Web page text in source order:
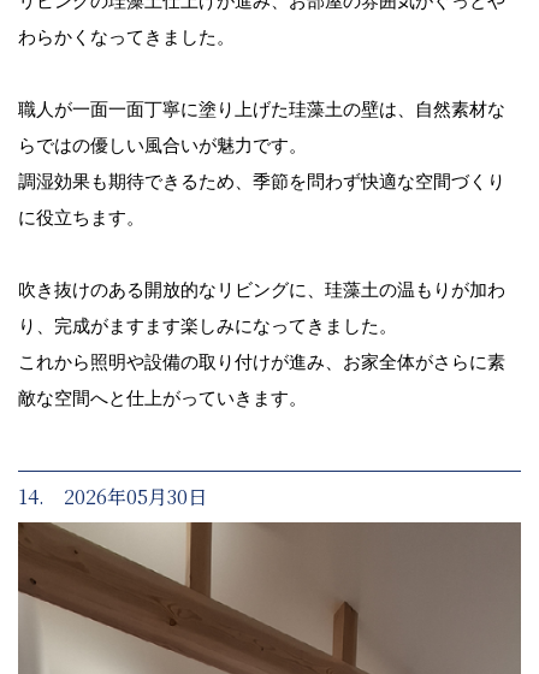
わらかくなってきました。
職人が一面一面丁寧に塗り上げた珪藻土の壁は、自然素材な
らではの優しい風合いが魅力です。
調湿効果も期待できるため、季節を問わず快適な空間づくり
に役立ちます。
吹き抜けのある開放的なリビングに、珪藻土の温もりが加わ
り、完成がますます楽しみになってきました。
これから照明や設備の取り付けが進み、お家全体がさらに素
敵な空間へと仕上がっていきます。
14. 2026年05月30日